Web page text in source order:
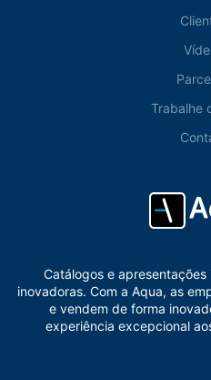
Trabalhe
Catálogos e
inovadoras. Com a Aqua, as
e vendem de forma
experiência excepcional